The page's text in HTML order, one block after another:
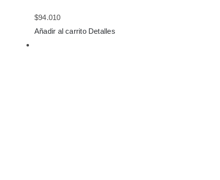
$94.010
Añadir al carrito Detalles